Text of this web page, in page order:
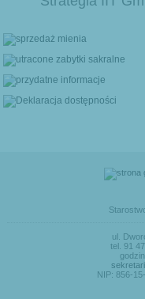
ul.
tel. 91
NIP: 856-